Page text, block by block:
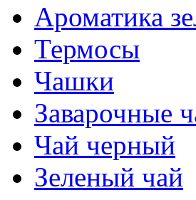
Ароматика
Термосы
Чашки
Заварочные
Чай черный
Зеленый чай